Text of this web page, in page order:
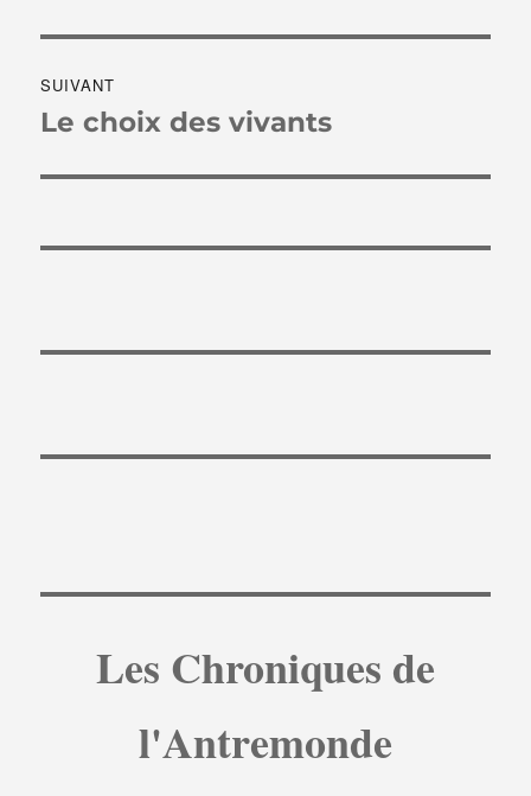
SUIVANT
Publication
Le choix des vivants
Les Chroniques de
l'Antremonde